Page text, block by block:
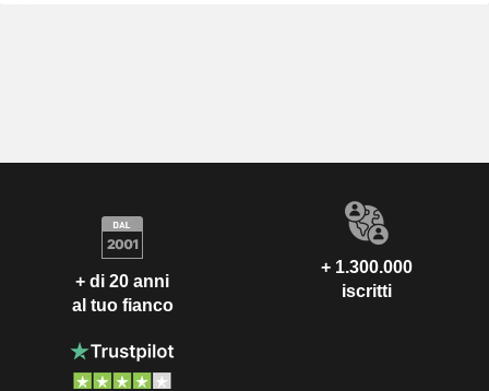
+ di 20 anni
al tuo fianco
+ 1.300.000
iscritti